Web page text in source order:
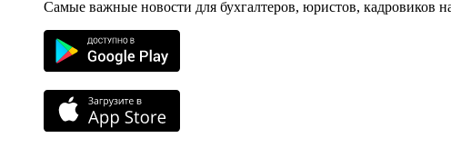
Самые важные новости для бухгалтеров, юристов, кадровиков